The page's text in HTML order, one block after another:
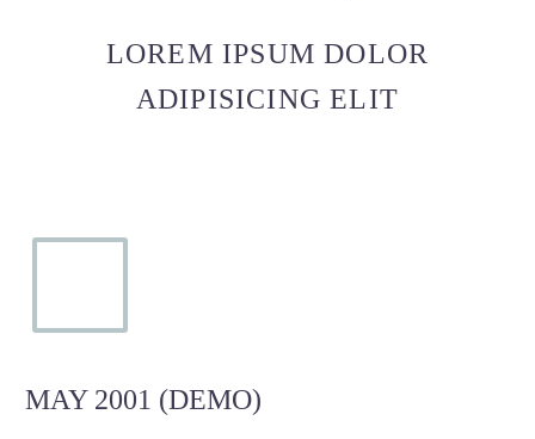

LOREM IPSUM DOLOR
ADIPISICING ELIT
MAY 2001 (DEMO)